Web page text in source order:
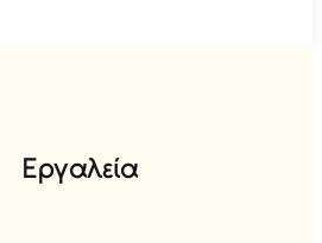
Εργαλεία